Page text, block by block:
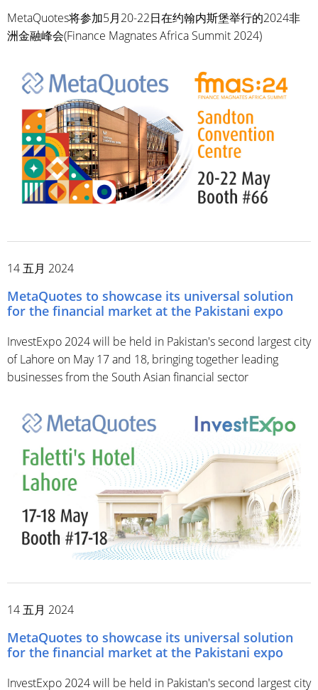
MetaQuotes将参加5月20-22日在约翰内斯堡举行的2024非
洲金融峰会(Finance Magnates Africa Summit 2024)
14 五月 2024
MetaQuotes to showcase its universal solution
for the financial market at the Pakistani expo
InvestExpo 2024 will be held in Pakistan's second largest city
of Lahore on May 17 and 18, bringing together leading
businesses from the South Asian financial sector
14 五月 2024
MetaQuotes to showcase its universal solution
for the financial market at the Pakistani expo
InvestExpo 2024 will be held in Pakistan's second largest city